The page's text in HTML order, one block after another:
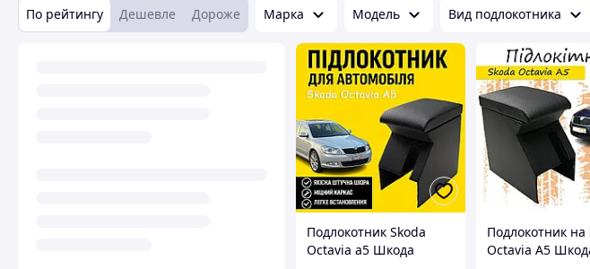
По рейтингу Дешевле Дороже Марка Модель Вид подлокотника
Подлокотник Skoda
Octavia a5 Шкода
Подлокотник на
Octavia A5